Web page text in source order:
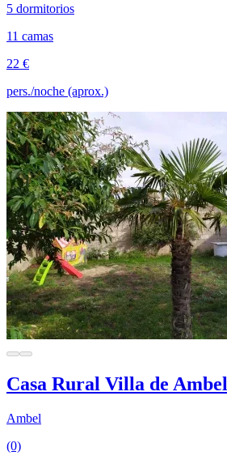
5 dormitorios
11 camas
22 €
pers./noche (aprox.)
Casa Rural Villa de Ambel
Ambel
(0)